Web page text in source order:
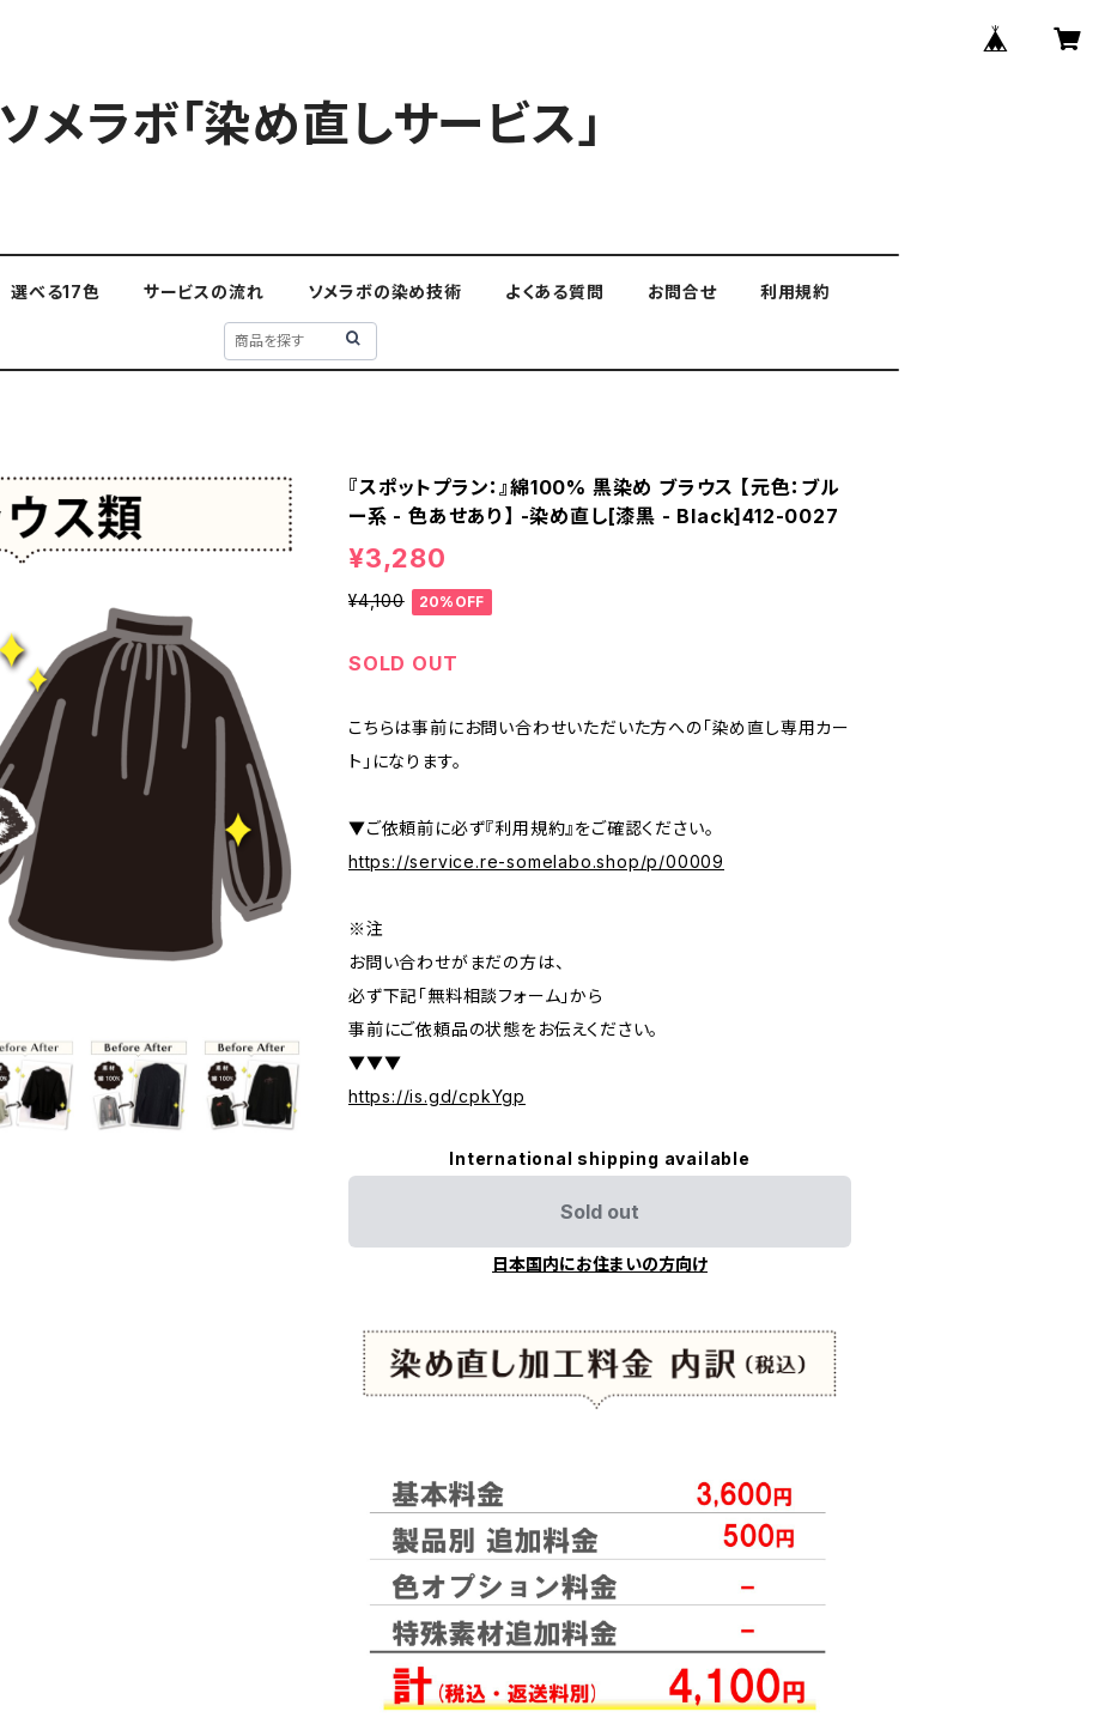
ソメラボ「染め直しサービス」
選べる17色 サービスの流れ ソメラボの染め技術 よくある質問 お問合せ 利用規約
『スポットプラン：』綿100% 黒染め ブラウス 【元色：ブル
ー系 - 色あせあり】 -染め直し[漆黒 - Black]412-0027
¥3,280
¥4,100 20%OFF
SOLD OUT
こちらは事前にお問い合わせいただいた方への「染め直し専用カー
ト」になります。
▼ご依頼前に必ず『利用規約』をご確認ください。
https://service.re-somelabo.shop/p/00009
※注
お問い合わせがまだの方は、
必ず下記「無料相談フォーム」から
事前にご依頼品の状態をお伝えください。
▼▼▼
https://is.gd/cpkYgp
International shipping available
Sold out
日本国内にお住まいの方向け